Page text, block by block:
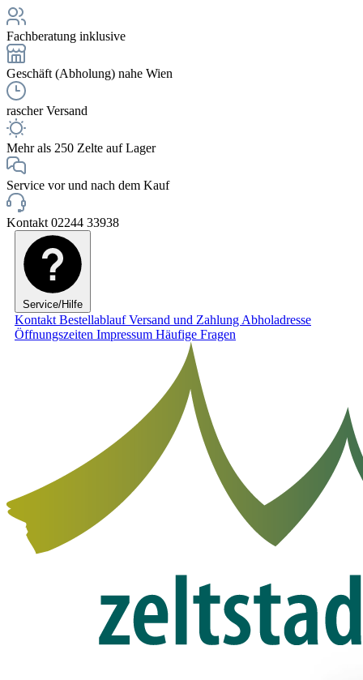
Fachberatung inklusive
Geschäft (Abholung) nahe Wien
rascher Versand
Mehr als 250 Zelte auf Lager
Service vor und nach dem Kauf
Kontakt 02244 33938
Service/Hilfe
Kontakt BestellablaufVersand und Zahlung Abholadresse
Öffnungszeiten Impressum Häufige Fragen